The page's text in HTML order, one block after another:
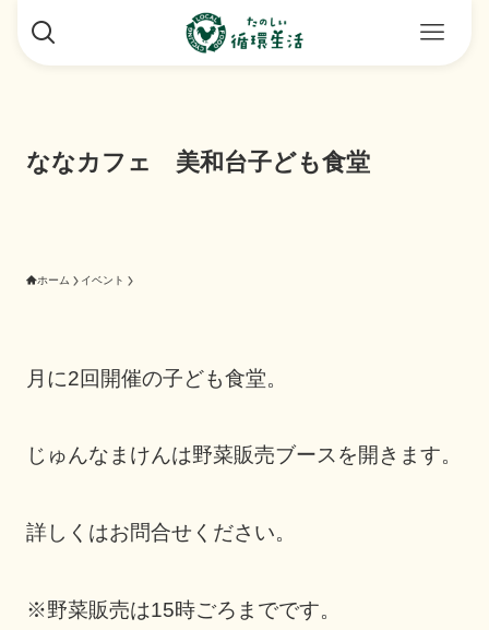
ななカフェ 美和台子ども食堂
ホーム イベント
月に2回開催の子ども食堂。
じゅんなまけんは野菜販売ブースを開きます。
詳しくはお問合せください。
※野菜販売は15時ごろまでです。